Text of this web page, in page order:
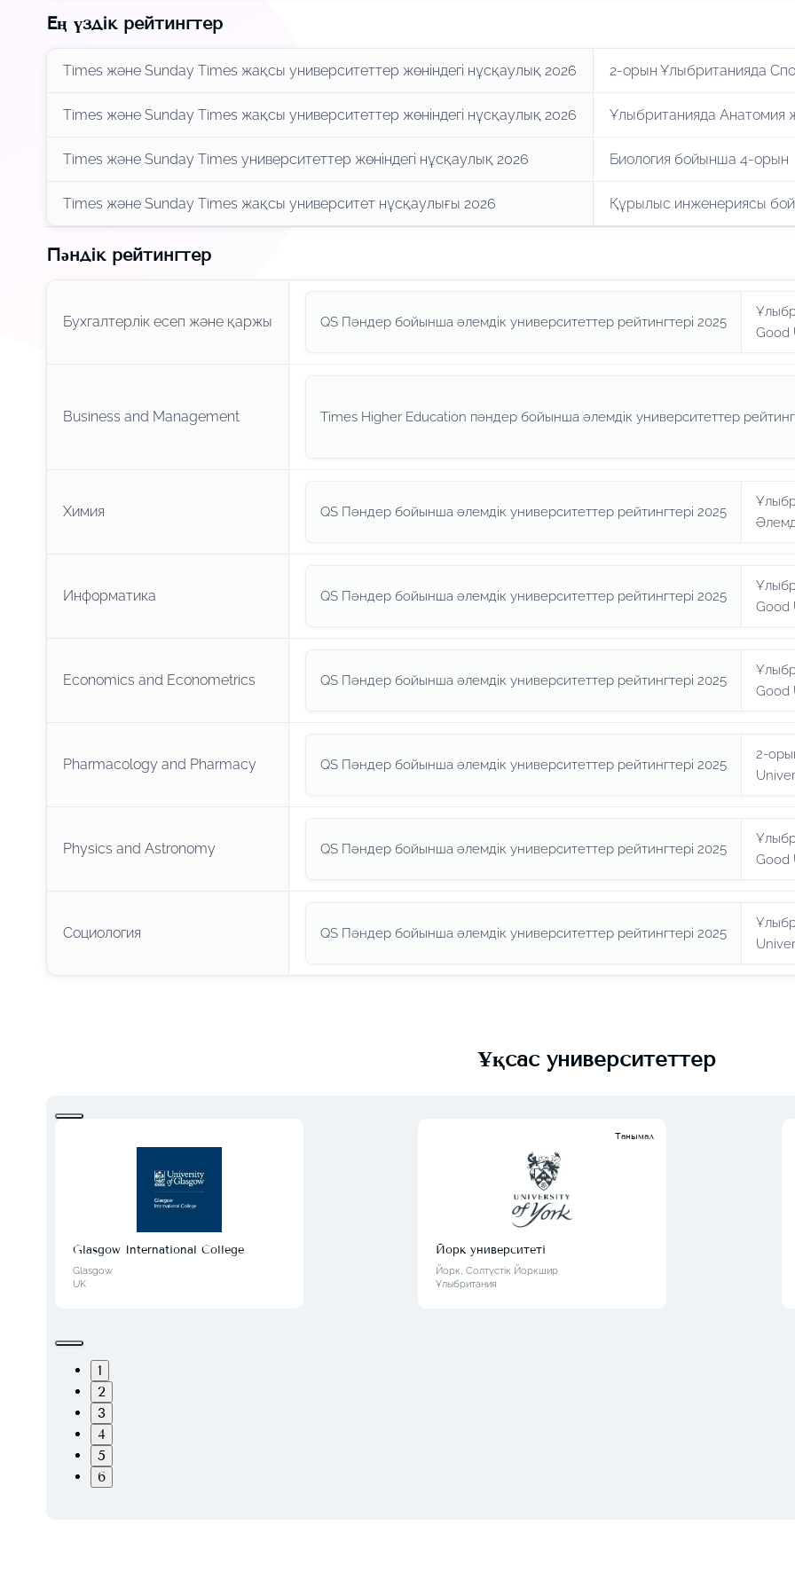
Ең үздік рейтингтер
Times және Sunday Times жақсы университеттер жөніндегі нұсқаулық 2026 2-орын Ұлыбританияда
Times және Sunday Times жақсы университеттер жөніндегі нұсқаулық 2026 Ұлыбританияда Анатомия
Times және Sunday Times университеттер жөніндегі нұсқаулық 2026 Биология бойынша 4-орын
Times және Sunday Times жақсы университет нұсқаулығы 2026 Құрылыс инженериясы
Пәндік рейтингтер
Бухгалтерлік есеп және қаржы QS Пәндер бойынша әлемдік университеттер рейтингтері 2025
Good
Business and Management Times Higher Education пәндер бойынша әлемдік университеттер
Химия QS Пәндер бойынша әлемдік университеттер рейтингтері 2025
Информатика QS Пәндер бойынша әлемдік университеттер рейтингтері 2025
Good
Economics and Econometrics QS Пәндер бойынша әлемдік университеттер рейтингтері 2025
Good
Pharmacology and Pharmacy QS Пәндер бойынша әлемдік университеттер рейтингтері 2025
2-
Physics and Astronomy QS Пәндер бойынша әлемдік университеттер рейтингтері 2025
Good
Социология QS Пәндер бойынша әлемдік университеттер рейтингтері 2025
Ұқсас университеттер
Glasgow International College
Glasgow
UK
Танымал
Йорк университеті
Йорк, Солтүстік Йоркшир
Ұлыбритания
1
2
3
4
5
6